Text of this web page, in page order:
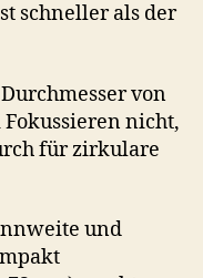
schneller als der
von
nicht,
für zirkulare
und